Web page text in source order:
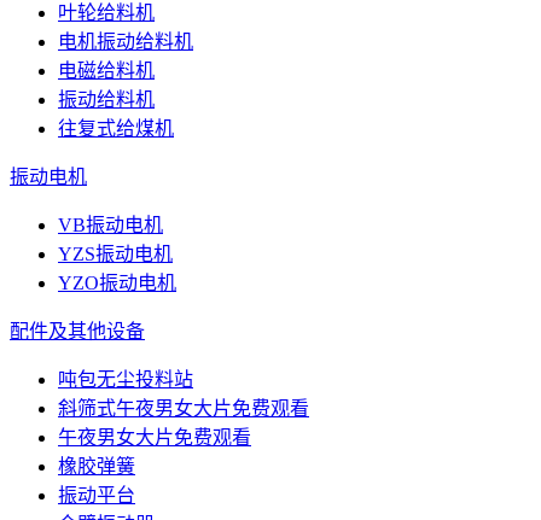
叶轮给料机
电机振动给料机
电磁给料机
振动给料机
往复式给煤机
振动电机
VB振动电机
YZS振动电机
YZO振动电机
配件及其他设备
吨包无尘投料站
斜筛式午夜男女大片免费观看
午夜男女大片免费观看
橡胶弹簧
振动平台